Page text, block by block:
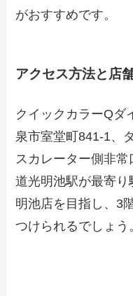
がおすすめです。
アクセス方法と店
クイックカラーQダ
泉市室堂町841-1、
スカレーター側非
道光明池駅が最寄
明池店を目指し、3
つけられるでしょう